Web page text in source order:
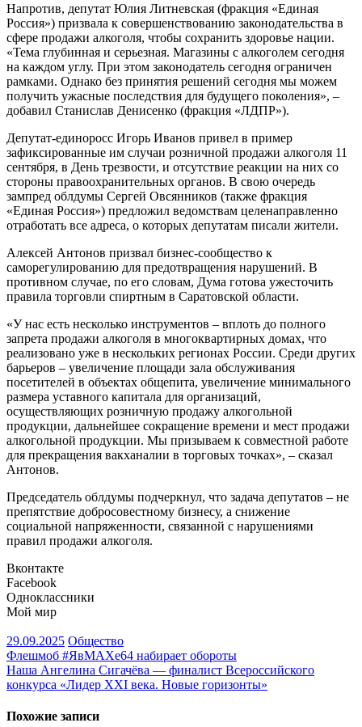
Напротив, депутат Юлия Литневская (фракция «Единая
Россия») призвала к совершенствованию законодательства в
сфере продажи алкоголя, чтобы сохранить здоровье нации.
«Тема глубинная и серьезная. Магазины с алкоголем сегодня
на каждом углу. При этом законодатель сегодня ограничен
рамками. Однако без принятия решений сегодня мы можем
получить ужасные последствия для будущего поколения», –
добавил Станислав Денисенко (фракция «ЛДПР»).
Депутат-единоросс Игорь Иванов привел в пример
зафиксированные им случаи розничной продажи алкоголя 11
сентября, в День трезвости, и отсутствие реакции на них со
стороны правоохранительных органов. В свою очередь
зампред облдумы Сергей Овсянников (также фракция
«Единая Россия») предложил ведомствам целенаправленно
отработать все адреса, о которых депутатам писали жители.
Алексей Антонов призвал бизнес-сообщество к
саморегулированию для предотвращения нарушений. В
противном случае, по его словам, Дума готова ужесточить
правила торговли спиртным в Саратовской области.
«У нас есть несколько инструментов – вплоть до полного
запрета продажи алкоголя в многоквартирных домах, что
реализовано уже в нескольких регионах России. Среди других
барьеров – увеличение площади зала обслуживания
посетителей в объектах общепита, увеличение минимального
размера уставного капитала для организаций,
осуществляющих розничную продажу алкогольной
продукции, дальнейшее сокращение времени и мест продажи
алкогольной продукции. Мы призываем к совместной работе
для прекращения вакханалии в торговых точках», – сказал
Антонов.
Председатель облдумы подчеркнул, что задача депутатов – не
препятствие добросовестному бизнесу, а снижение
социальной напряженности, связанной с нарушениями
правил продажи алкоголя.
Вконтакте
Facebook
Одноклассники
Мой мир
29.09.2025 Общество
Навигация
по
Флешмоб #ЯвМАХе64 набирает обороты
Наша Ангелина Сигачёва — финалист Всероссийского
конкурса «Лидер XXI века. Новые горизонты»
Похожие записи